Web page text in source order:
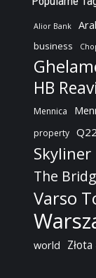
Alior Bank
business
HB
Mennica
property Q22
Skyliner
The
Varso
world